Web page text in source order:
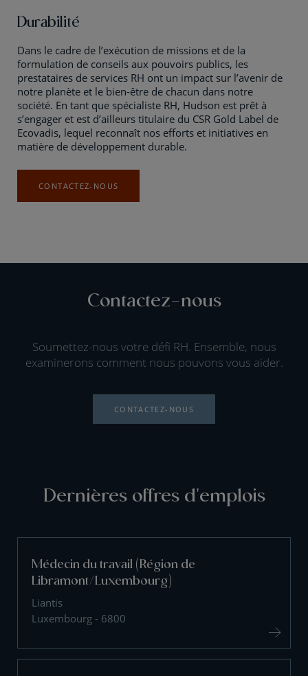
Durabilité
Dans le cadre de l’exécution de missions et de la
formulation de conseils aux pouvoirs publics, les
prestataires de services RH ont un impact sur l’avenir de
notre planète et le bien-être de chacun dans notre
société. En tant que spécialiste RH, Hudson est prêt à
s’engager et est d’ailleurs titulaire du CSR Gold Label de
Ecovadis, lequel reconnaît nos efforts et initiatives en
matière de développement durable.
CONTACTEZ-NOUS
Contactez-nous
Soumettez-nous votre défi RH. Ensemble, nous
examinerons comment nous pouvons vous aider.
CONTACTEZ-NOUS
Dernières offres d'emplois
Médecin du travail (Région de
Libramont/Luxembourg)
Liantis
Luxembourg - 6800